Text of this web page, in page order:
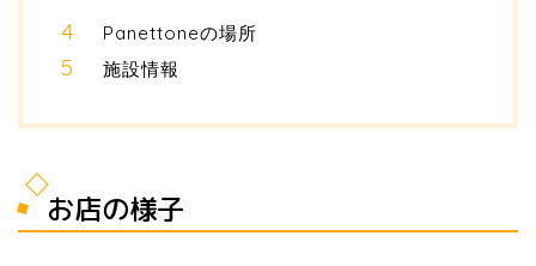
Panettoneの場所
施設情報
お店の様子